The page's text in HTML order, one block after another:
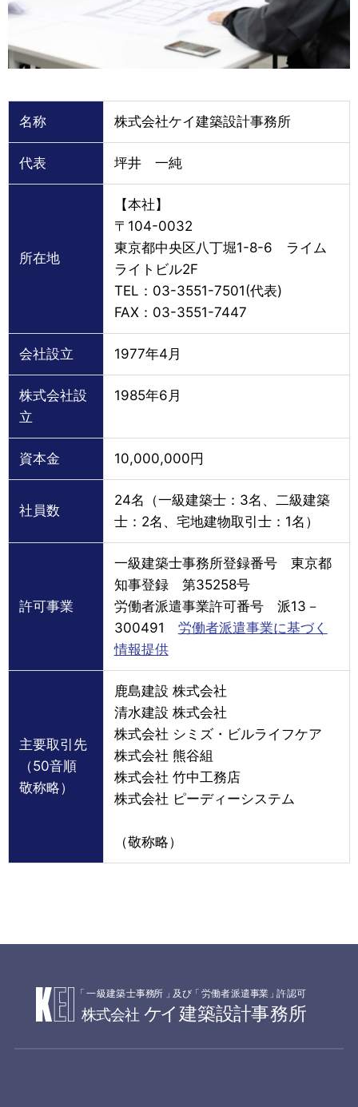
名称 株式会社ケイ建築設計事務所
代表 坪井 一純
所在地
【本社】
〒104-0032
東京都中央区八丁堀1-8-6 ライム
ライトビル2F
TEL：03-3551-7501(代表)
FAX：03-3551-7447
会社設立 1977年4月
株式会社設
立
1985年6月
資本金 10,000,000円
社員数
24名（一級建築士：3名、二級建築
士：2名、宅地建物取引士：1名）
許可事業
一級建築士事務所登録番号 東京都
知事登録 第35258号
労働者派遣事業許可番号 派13－
300491 労働者派遣事業に基づく
情報提供
主要取引先
（50音順
敬称略）
鹿島建設 株式会社
清水建設 株式会社
株式会社 シミズ・ビルライフケア
株式会社 熊谷組
株式会社 竹中工務店
株式会社 ピーディーシステム
（敬称略）
「 一級建築士事務所 」及び「 労働者派遣事業 」許認可
株式会社 ケイ建築設計事務所